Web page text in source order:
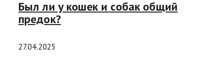
Был ли у кошек и собак общий
предок?
27.04.2025